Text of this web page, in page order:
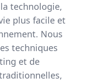
technologie,
plus facile et
Nous
techniques
et de